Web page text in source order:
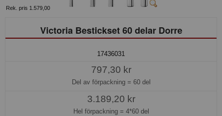
Rek. pris 1.579,00
Victoria Bestickset 60 delar Dorre
17436031
797,30 kr
Del av förpackning = 60 del
3.189,20 kr
Hel förpackning = 4*60 del